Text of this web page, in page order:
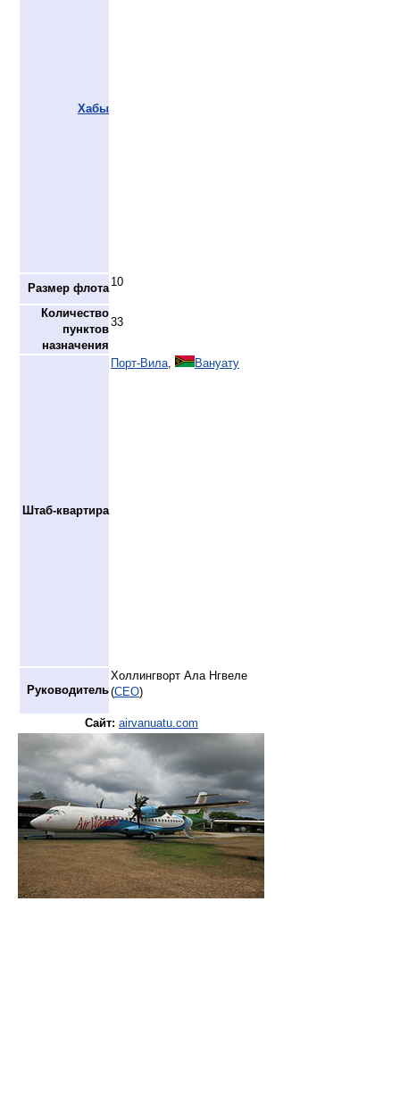
Хабы
Размер флота 10
Количество
пунктов
назначения
33
Штаб-квартира
Порт-Вила, Вануату
Руководитель
Холлингворт Ала Нгвеле
(CEO)
Сайт: airvanuatu.com